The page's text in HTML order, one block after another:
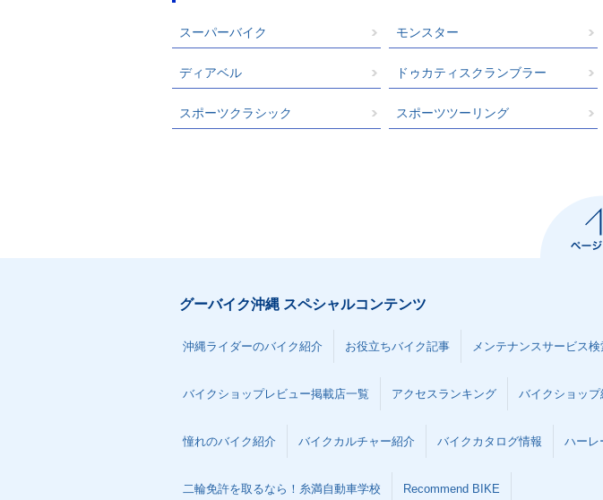
スーパーバイク モンスター
ディアベル ドゥカティスクランブラー
スポーツクラシック スポーツツーリング
グーバイク沖縄 スペシャルコンテンツ
沖縄ライダーのバイク紹介 お役立ちバイク記事 メンテナンスサービス検
バイクショップレビュー掲載店一覧 アクセスランキング バイクショップ
憧れのバイク紹介 バイクカルチャー紹介 バイクカタログ情報 ハーレ
二輪免許を取るなら！糸満自動車学校 Recommend BIKE